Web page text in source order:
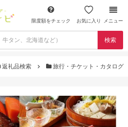
限度額をチェック お気に入り メニュー
検索
返礼品検索 旅行・チケット・カタログ